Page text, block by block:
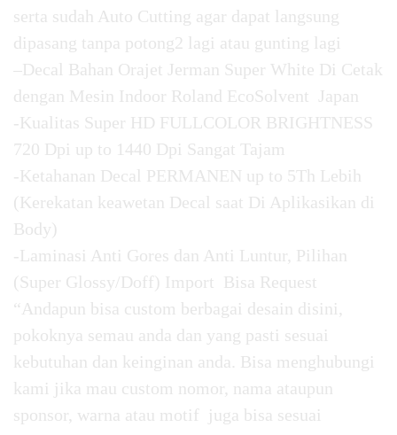
serta sudah Auto Cutting agar dapat langsung
dipasang tanpa potong2 lagi atau gunting lagi
–Decal Bahan Orajet Jerman Super White Di Cetak
dengan Mesin Indoor Roland EcoSolvent Japan
-Kualitas Super HD FULLCOLOR BRIGHTNESS
720 Dpi up to 1440 Dpi Sangat Tajam
-Ketahanan Decal PERMANEN up to 5Th Lebih
(Kerekatan keawetan Decal saat Di Aplikasikan di
Body)
-Laminasi Anti Gores dan Anti Luntur, Pilihan
(Super Glossy/Doff) Import Bisa Request
“Andapun bisa custom berbagai desain disini,
pokoknya semau anda dan yang pasti sesuai
kebutuhan dan keinginan anda. Bisa menghubungi
kami jika mau custom nomor, nama ataupun
sponsor, warna atau motif juga bisa sesuai